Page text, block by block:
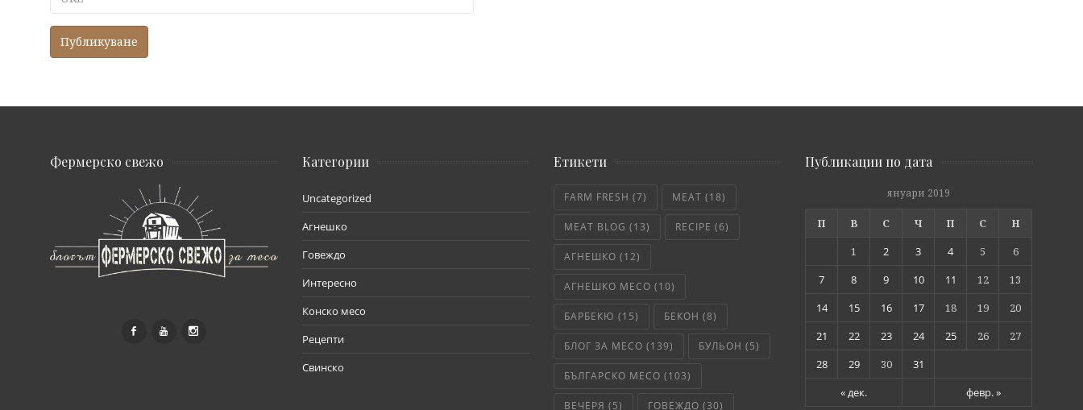
Фермерско свежо Категории
Uncategorized
Агнешко
Говеждо
Интересно
Конско месо
Рецепти
Свинско
Етикети
FARM FRESH (7) MEAT (18)
MEAT BLOG (13) RECIPE (6)
АГНЕШКО (12)
АГНЕШКО МЕСО (10)
БАРБЕКЮ (15) БЕКОН (8)
БЛОГ ЗА МЕСО (139) БУЛЬОН (5)
БЪЛГАРСКО МЕСО (103)
ВЕЧЕРЯ (5) ГОВЕЖДО (30)
Публикации по дата
януари 2019
П В С Ч П С Н
« дек. февр. »
1 2 3 4 5
6
7
8 9 10 11 12
13
14
15 16 17 18 19
20
21
22 23 24 25 26
27
28
29 30 31